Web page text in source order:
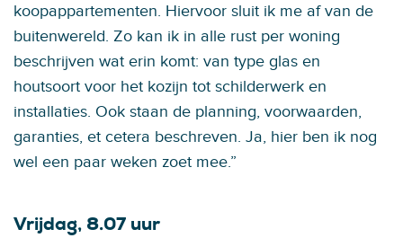
koopappartementen. Hiervoor sluit ik me af van de
buitenwereld. Zo kan ik in alle rust per woning
beschrijven wat erin komt: van type glas en
houtsoort voor het kozijn tot schilderwerk en
installaties. Ook staan de planning, voorwaarden,
garanties, et cetera beschreven. Ja, hier ben ik nog
wel een paar weken zoet mee.”
Vrijdag, 8.07 uur